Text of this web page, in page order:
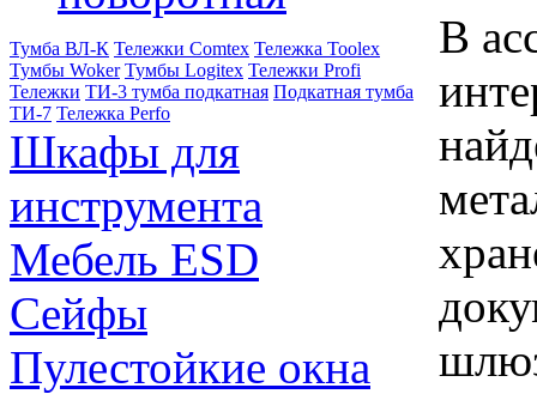
Тумба ВЛ-К Тележки Comtex Тележка Toolex
Тумбы Woker Тумбы Logitex Тележки Profi
Тележки ТИ-3 тумба подкатная Подкатная тумба
ТИ-7 Тележка Perfo
Шкафы для
инструмента
Мебель ESD
Сейфы
Пулестойкие окна
В